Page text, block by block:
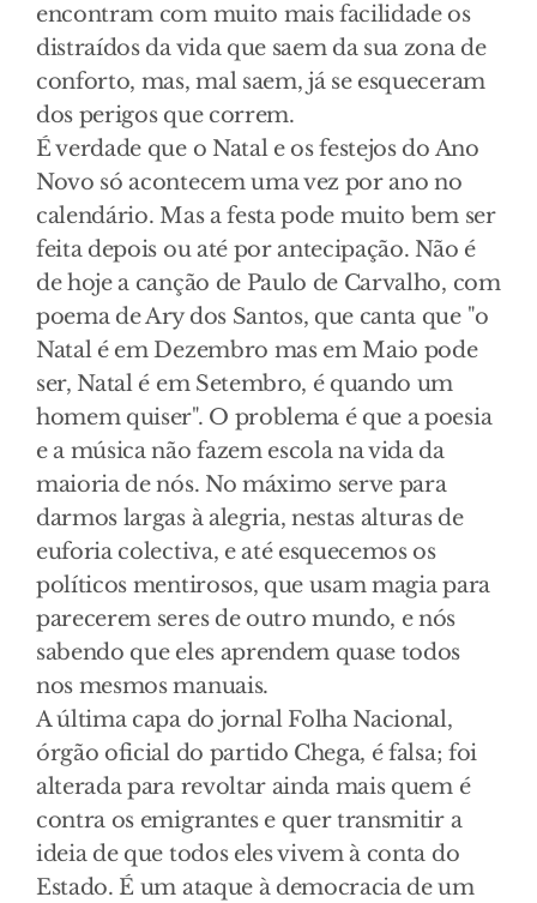
encontram com muito mais facilidade os
distraídos da vida que saem da sua zona de
conforto, mas, mal saem, já se esqueceram
dos perigos que correm.
É verdade que o Natal e os festejos do Ano
Novo só acontecem uma vez por ano no
calendário. Mas a festa pode muito bem ser
feita depois ou até por antecipação. Não é
de hoje a canção de Paulo de Carvalho, com
poema de Ary dos Santos, que canta que "o
Natal é em Dezembro mas em Maio pode
ser, Natal é em Setembro, é quando um
homem quiser". O problema é que a poesia
e a música não fazem escola na vida da
maioria de nós. No máximo serve para
darmos largas à alegria, nestas alturas de
euforia colectiva, e até esquecemos os
políticos mentirosos, que usam magia para
parecerem seres de outro mundo, e nós
sabendo que eles aprendem quase todos
nos mesmos manuais.
A última capa do jornal Folha Nacional,
órgão oficial do partido Chega, é falsa; foi
alterada para revoltar ainda mais quem é
contra os emigrantes e quer transmitir a
ideia de que todos eles vivem à conta do
Estado. É um ataque à democracia de um